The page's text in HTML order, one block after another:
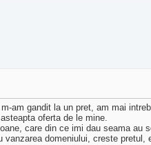
am gandit la un pret, am mai
oferta de le mine.
care din ce imi dau seama
vanzarea domeniului, creste pretul,